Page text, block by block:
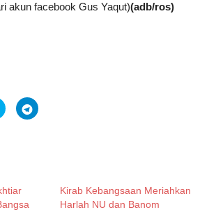
akun facebook Gus Yaqut)(adb/ros)
Click
to
share
Click
to
Kirab Kebangsaan Meriahkan
Harlah NU dan Banom